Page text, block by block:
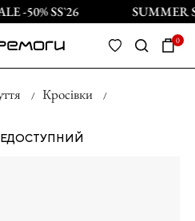
-50% SS`26 SUMMER
0
Кросівки